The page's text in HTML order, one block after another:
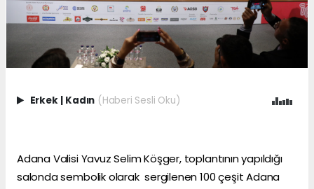
Erkek Kadın (Haberi Sesli Oku)
Adana Valisi Yavuz Selim Köşger, toplantının yapıldığı
salonda sembolik olarak sergilenen 100 çeşit Adana